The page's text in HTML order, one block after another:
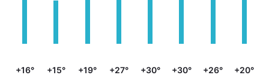
+16° +15° +19° +27° +30° +30° +26° +20°